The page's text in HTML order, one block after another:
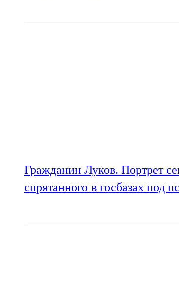
Гражданин Луков. Портрет
спрятанного в госбазах под